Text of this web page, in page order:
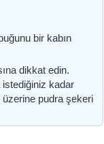
bir kabın
dikkat edin.
istediğiniz kadar
pudra şekeri